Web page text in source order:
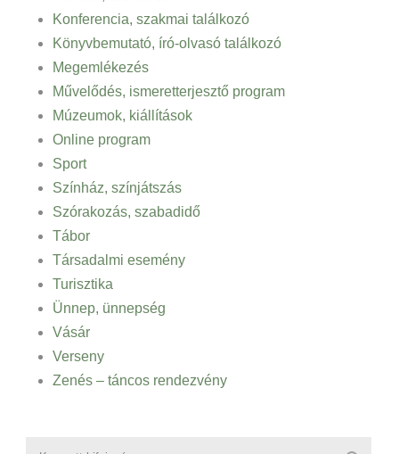
Konferencia, szakmai találkozó
Könyvbemutató, író-olvasó találkozó
Megemlékezés
Művelődés, ismeretterjesztő program
Múzeumok, kiállítások
Online program
Sport
Színház, színjátszás
Szórakozás, szabadidő
Tábor
Társadalmi esemény
Turisztika
Ünnep, ünnepség
Vásár
Verseny
Zenés – táncos rendezvény